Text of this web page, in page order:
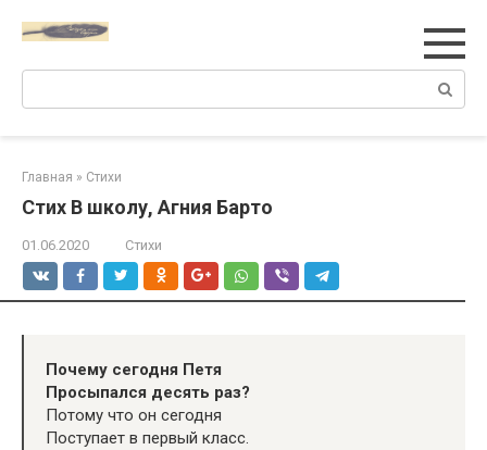
Главная » Стихи
Стих В школу, Агния Барто
01.06.2020 Стихи
Почему сегодня Петя
Просыпался десять раз?
Потому что он сегодня
Поступает в первый класс.